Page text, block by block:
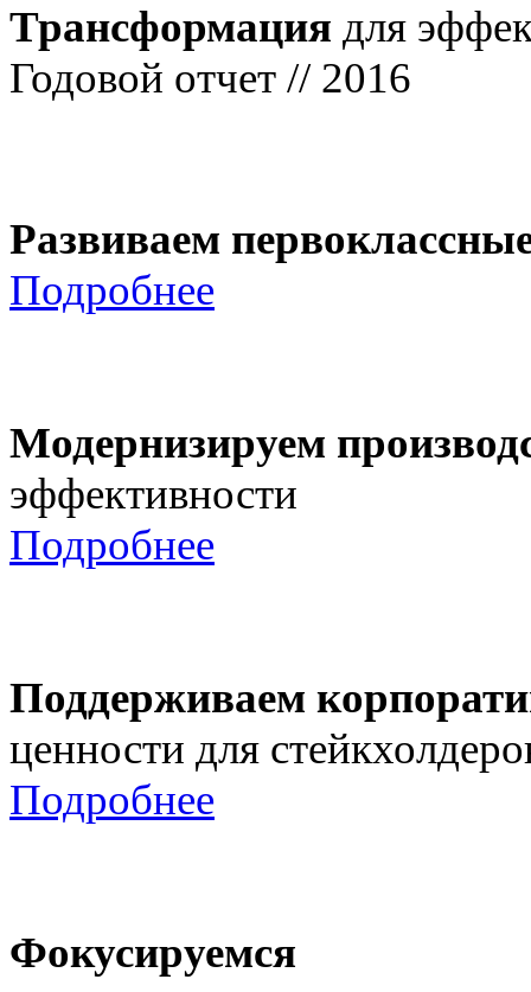
Трансформация для
Годовой отчет // 2016
Развиваем
Подробнее
Модернизируем
эффективности
Подробнее
Поддерживаем
ценности для
Подробнее
Фокусируемся